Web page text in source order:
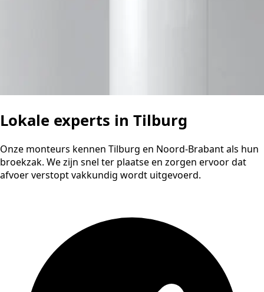
Lokale experts in Tilburg
Onze monteurs kennen Tilburg en Noord-Brabant als hun
broekzak. We zijn snel ter plaatse en zorgen ervoor dat
afvoer verstopt vakkundig wordt uitgevoerd.